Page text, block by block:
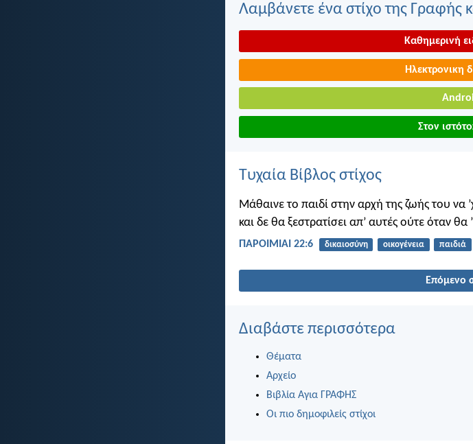
Λαμβάνετε ένα στίχο της Γραφής
Καθημερινή
Ηλεκτρονικη
Στον
Τυχαία Βίβλος στίχος
Μάθαινε το παιδί στην αρχή της ζωής του να
και δε θα ξεστρατίσει απ’ αυτές ούτε όταν θα
ΠΑΡΟΙΜΙΑΙ 22:6 δικαιοσύνη οικογένεια παιδιά
Επόμενο
Διαβάστε περισσότερα
Θέματα
Αρχείο
Βιβλία Αγια ΓΡΑΦΗΣ
Οι πιο δημοφιλείς στίχοι